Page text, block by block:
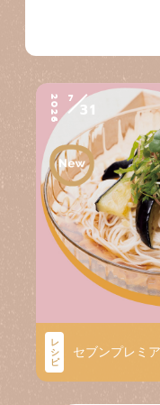
2026 7
31
レ
シ
ピ
セブンプレミ